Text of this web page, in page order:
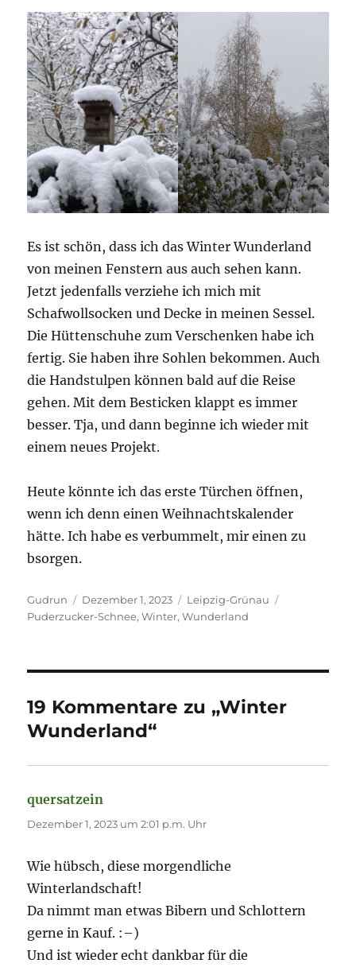
Es ist schön, dass ich das Winter Wunderland
von meinen Fenstern aus auch sehen kann.
Jetzt jedenfalls verziehe ich mich mit
Schafwollsocken und Decke in meinen Sessel.
Die Hüttenschuhe zum Verschenken habe ich
fertig. Sie haben ihre Sohlen bekommen. Auch
die Handstulpen können bald auf die Reise
gehen. Mit dem Besticken klappt es immer
besser. Tja, und dann beginne ich wieder mit
einem neues Projekt.
Heute könnte ich das erste Türchen öffnen,
wenn ich denn einen Weihnachtskalender
hätte. Ich habe es verbummelt, mir einen zu
bsorgen.
Autor
Gudrun
Veröffentlicht
am
Dezember 1, 2023 Kategorien
Leipzig-Grünau
Puderzucker-Schnee,Winter,Wunderland
19 Kommentare zu „Winter
Wunderland“
quersatzein
Dezember 1, 2023 um 2:01 p.m. Uhr
Wie hübsch, diese morgendliche
Winterlandschaft!
Da nimmt man etwas Bibern und Schlottern
gerne in Kauf. :–)
Und ist wieder echt dankbar für die